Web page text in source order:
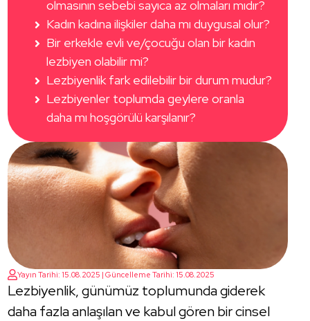
Yayın Tarihi: 15.08.2025 | Güncelleme Tarihi: 15.08.2025
Lezbiyenlik, günümüz toplumunda giderek
daha fazla anlaşılan ve kabul gören bir cinsel
olmasının sebebi sayıca az olmaları mıdır?
Kadın kadına ilişkiler daha mı duygusal olur?
Bir erkekle evli ve/çocuğu olan bir kadın
lezbiyen olabilir mi?
Lezbiyenlik fark edilebilir bir durum mudur?
Lezbiyenler toplumda geylere oranla
daha mı hoşgörülü karşılanır?